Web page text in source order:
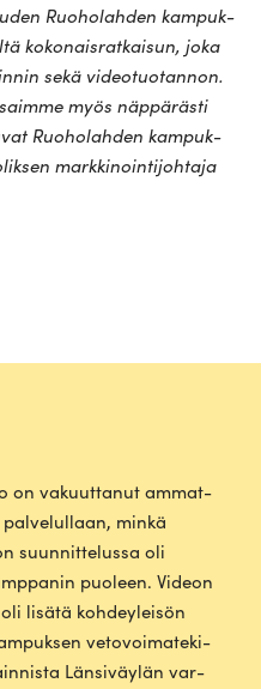
Ruo­ho­lahden kam­puk­
koko­nais­rat­kaisun, joka
sekä video­tuo­tannon.
myös näp­pä­rästi
Ruo­ho­lahden kam­puk­
mark­ki­noin­ti­johtaja
on vakuut­tanut ammat­
minkä
suun­nit­te­lussa oli
puoleen. Videon
lisätä koh­dey­leisön
veto­voi­ma­te­ki­
Län­si­väylän var­